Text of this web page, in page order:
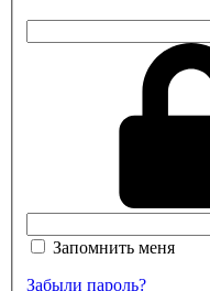
Запомнить меня
Забыли пароль?